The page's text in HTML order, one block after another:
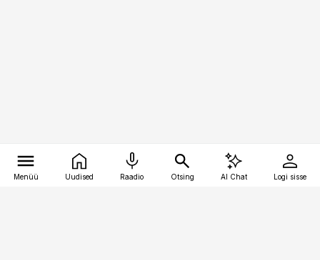
Menüü Uudised Raadio Otsing AI Chat Logi sisse